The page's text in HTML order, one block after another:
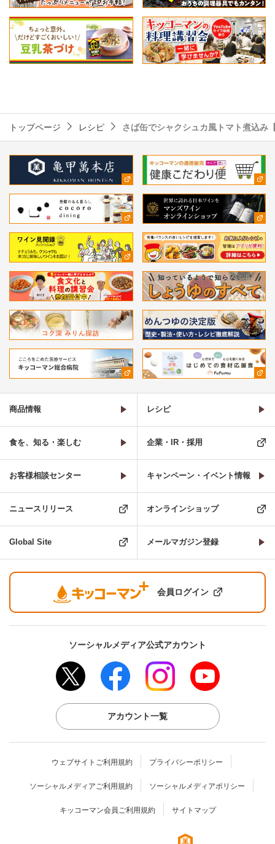
トップページ レシピ さば缶でシャクシュカ風トマト煮込み
商品情報 レシピ
食を、知る・楽しむ 企業・IR・採用
お客様相談センター キャンペーン・イベント情報
ニュースリリース オンラインショップ
Global Site メールマガジン登録
会員ログイン
ソーシャルメディア公式アカウント
アカウント一覧
ウェブサイトご利用規約 プライバシーポリシー
ソーシャルメディアご利用規約 ソーシャルメディアポリシー
キッコーマン会員ご利用規約 サイトマップ